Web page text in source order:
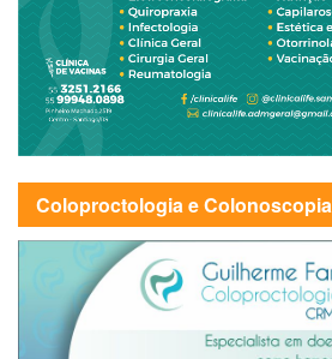
Coloproctologia e